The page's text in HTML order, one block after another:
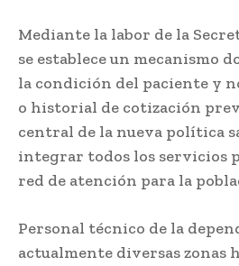
Mediante la labor de la
se establece un mecanismo
la condición del paciente y
o historial de cotización
central de la nueva política
integrar todos los servicios
red de atención para la
Personal técnico de la
actualmente diversas zonas